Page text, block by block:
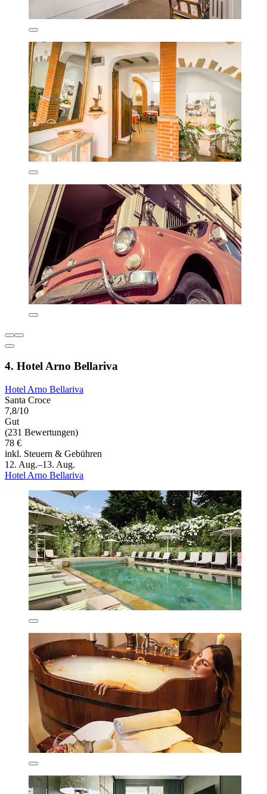
4. Hotel Arno Bellariva
Hotel Arno Bellariva
Santa Croce
7,8/10
Gut
(231 Bewertungen)
78 €
inkl. Steuern & Gebühren
12. Aug.–13. Aug.
Hotel Arno Bellariva